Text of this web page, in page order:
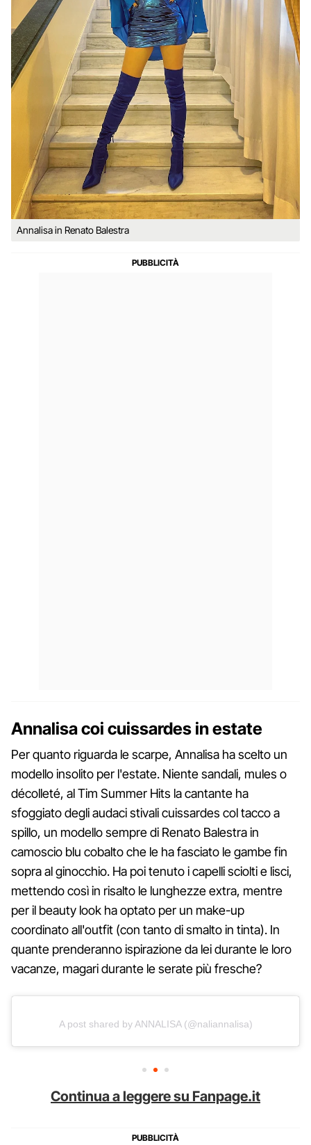
Annalisa in Renato Balestra
Annalisa coi cuissardes in estate
Per quanto riguarda le scarpe, Annalisa ha scelto un
modello insolito per l'estate. Niente sandali, mules o
décolleté, al Tim Summer Hits la cantante ha
sfoggiato degli audaci stivali cuissardes col tacco a
spillo, un modello sempre di Renato Balestra in
camoscio blu cobalto che le ha fasciato le gambe fin
sopra al ginocchio. Ha poi tenuto i capelli sciolti e lisci,
mettendo così in risalto le lunghezze extra, mentre
per il beauty look ha optato per un make-up
coordinato all'outfit (con tanto di smalto in tinta). In
quante prenderanno ispirazione da lei durante le loro
vacanze, magari durante le serate più fresche?
A post shared by ANNALISA (@naliannalisa)
Continua a leggere su Fanpage.it